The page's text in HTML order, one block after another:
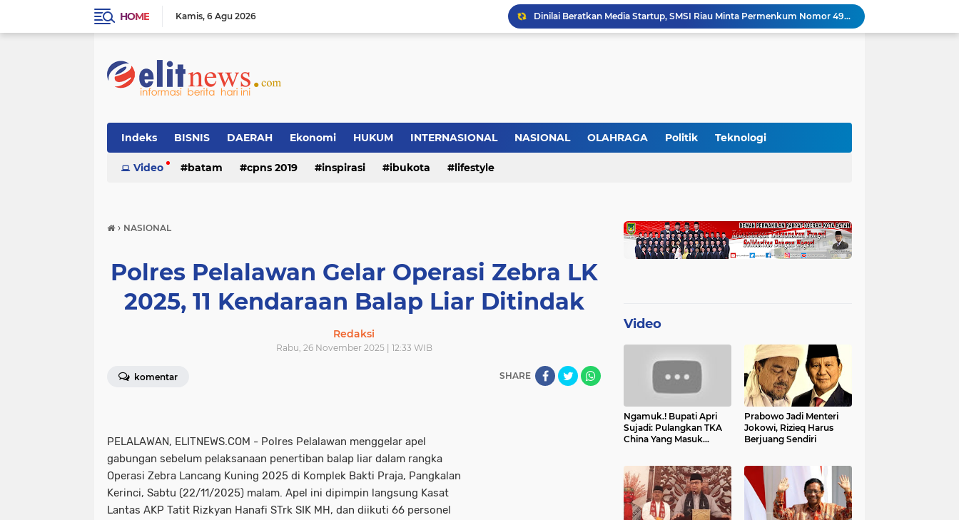
HOME Kamis 6 Agu 2026
Polres Pelalawan Bongkar Kasus Ilegal Logging, Dua Truk Bermuatan 12 Kubik Kayu Diamankan
Parmahan Pangaribuan Kembali Pimpin SPSI NIBA Pelalawan, Muscab II Perkuat Soliditas Buruh
Kapolres Pelalawan Pimpin Pemadaman Karhutla, Tim Gabungan Berjibaku Jinakkan Api di Kerumutan
Indeks BISNIS DAERAH Ekonomi HUKUM INTERNASIONAL NASIONAL OLAHRAGA Politik Teknologi
Video batam cpns 2019 inspirasi ibukota lifestyle
› NASIONAL
Polres Pelalawan Gelar Operasi Zebra LK
2025, 11 Kendaraan Balap Liar Ditindak
Redaksi
Rabu, 26 November 2025 | 12:33 WIB
komentar SHARE
PELALAWAN, ELITNEWS.COM - Polres Pelalawan menggelar apel
gabungan sebelum pelaksanaan penertiban balap liar dalam rangka
Operasi Zebra Lancang Kuning 2025 di Komplek Bakti Praja, Pangkalan
Kerinci, Sabtu (22/11/2025) malam. Apel ini dipimpin langsung Kasat
Lantas AKP Tatit Rizkyan Hanafi STrk SIK MH, dan diikuti 66 personel
Video
Ngamuk.! Bupati Apri
Sujadi: Pulangkan TKA
China Yang Masuk
Prabowo Jadi Menteri
Jokowi, Rizieq Harus
Berjuang Sendiri